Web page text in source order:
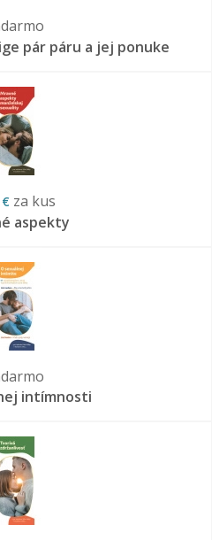
pár páru a jej ponuke
za kus
aspekty
intímnosti